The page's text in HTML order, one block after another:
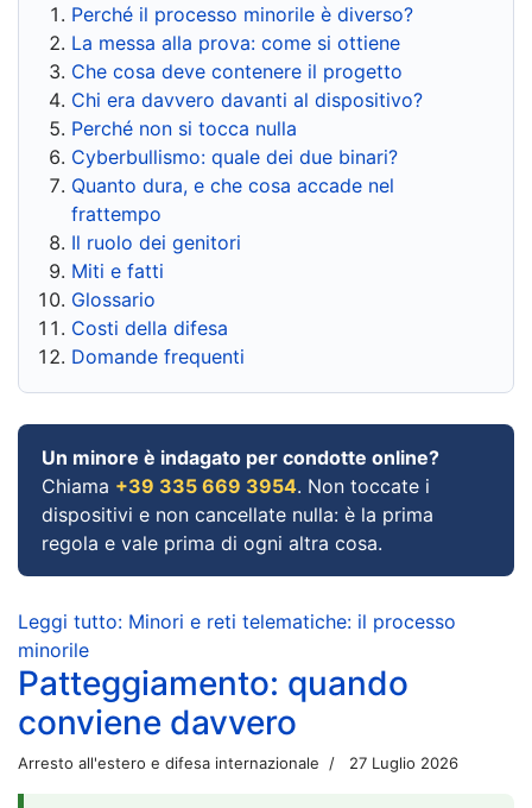
Perché il processo minorile è diverso?
La messa alla prova: come si ottiene
Che cosa deve contenere il progetto
Chi era davvero davanti al dispositivo?
Perché non si tocca nulla
Cyberbullismo: quale dei due binari?
Quanto dura, e che cosa accade nel
frattempo
Il ruolo dei genitori
Miti e fatti
Glossario
Costi della difesa
Domande frequenti
Un minore è indagato per condotte online?
Chiama +39 335 669 3954. Non toccate i
dispositivi e non cancellate nulla: è la prima
regola e vale prima di ogni altra cosa.
Leggi tutto: Minori e reti telematiche: il processo
minorile
Patteggiamento: quando
conviene davvero
Arresto all'estero e difesa internazionale 27 Luglio 2026